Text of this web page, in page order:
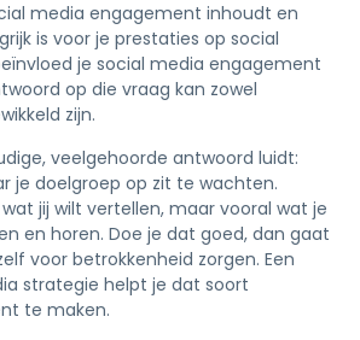
media engagement inhoudt en
is voor je prestaties op social
je social media engagement
op die vraag kan zowel
zijn.
veelgehoorde antwoord luidt:
je doelgroep op zit te wachten.
jij wilt vertellen, maar vooral wat je
en horen. Doe je dat goed, dan gaat
voor betrokkenheid zorgen. Een
strategie helpt je dat soort
te maken.